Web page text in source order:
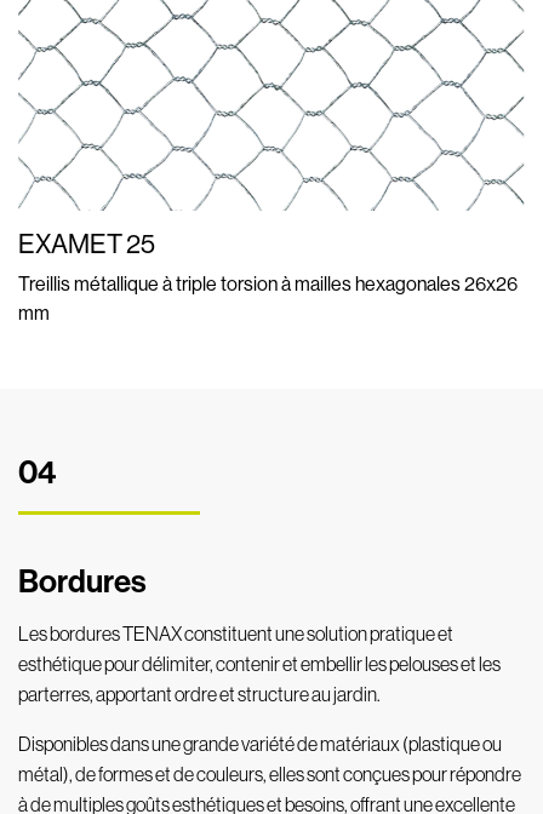
EXAMET 25
Treillis métallique à triple torsion à mailles hexagonales 26x26
mm
04
Bordures
Les bordures TENAX constituent une solution pratique et
esthétique pour délimiter, contenir et embellir les pelouses et les
parterres, apportant ordre et structure au jardin.
Disponibles dans une grande variété de matériaux (plastique ou
métal), de formes et de couleurs, elles sont conçues pour répondre
à de multiples goûts esthétiques et besoins, offrant une excellente